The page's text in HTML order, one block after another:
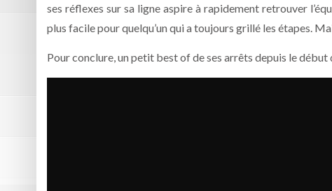
ses réflexes sur sa ligne aspire à rapidement retrouver
plus facile pour quelqu’un qui a toujours grillé les étapes.
Pour conclure, un petit best of de ses arrêts depuis le début